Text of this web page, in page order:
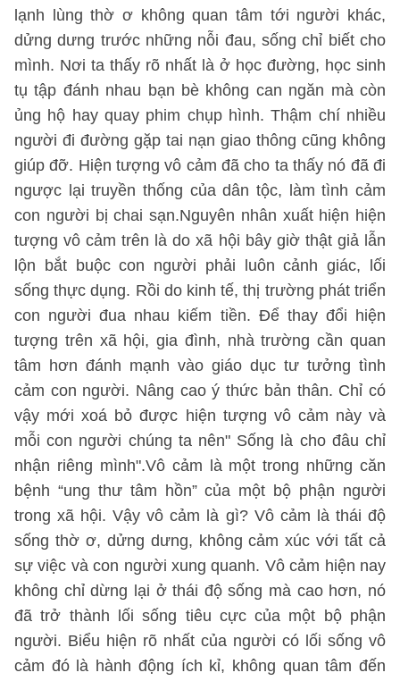
lạnh lùng thờ ơ không quan tâm tới người khác,
dửng dưng trước những nỗi đau, sống chỉ biết cho
mình. Nơi ta thấy rõ nhất là ở học đường, học sinh
tụ tập đánh nhau bạn bè không can ngăn mà còn
ủng hộ hay quay phim chụp hình. Thậm chí nhiều
người đi đường gặp tai nạn giao thông cũng không
giúp đỡ. Hiện tượng vô cảm đã cho ta thấy nó đã đi
ngược lại truyền thống của dân tộc, làm tình cảm
con người bị chai sạn.Nguyên nhân xuất hiện hiện
tượng vô cảm trên là do xã hội bây giờ thật giả lẫn
lộn bắt buộc con người phải luôn cảnh giác, lối
sống thực dụng. Rồi do kinh tế, thị trường phát triển
con người đua nhau kiếm tiền. Để thay đổi hiện
tượng trên xã hội, gia đình, nhà trường cần quan
tâm hơn đánh mạnh vào giáo dục tư tưởng tình
cảm con người. Nâng cao ý thức bản thân. Chỉ có
vậy mới xoá bỏ được hiện tượng vô cảm này và
mỗi con người chúng ta nên" Sống là cho đâu chỉ
nhận riêng mình".Vô cảm là một trong những căn
bệnh “ung thư tâm hồn” của một bộ phận người
trong xã hội. Vậy vô cảm là gì? Vô cảm là thái độ
sống thờ ơ, dửng dưng, không cảm xúc với tất cả
sự việc và con người xung quanh. Vô cảm hiện nay
không chỉ dừng lại ở thái độ sống mà cao hơn, nó
đã trở thành lối sống tiêu cực của một bộ phận
người. Biểu hiện rõ nhất của người có lối sống vô
cảm đó là hành động ích kỉ, không quan tâm đến